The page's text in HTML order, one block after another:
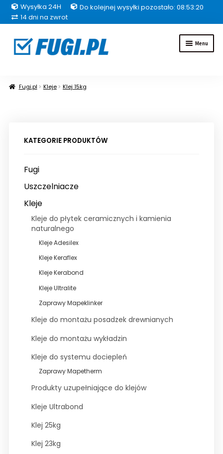
Wysyłka 24H
Do kolejnej wysyłki pozostało: 08:53:19
14 dni na zwrot
Przejdź
do
Przejdź
do
Menu
Inne grupy produktów
Wyprzedaże
Fugi.pl Kleje Klej 15kg
KATEGORIE PRODUKTÓW
Fugi
Uszczelniacze
Kleje
Kleje do płytek ceramicznych i kamienia
naturalnego
Kleje Adesilex
Kleje Keraflex
Kleje Kerabond
Kleje Ultralite
Zaprawy Mapeklinker
Kleje do montażu posadzek drewnianych
Kleje do montażu wykładzin
Kleje do systemu dociepleń
Zaprawy Mapetherm
Produkty uzupełniające do klejów
Kleje Ultrabond
Klej 25kg
Klej 23kg